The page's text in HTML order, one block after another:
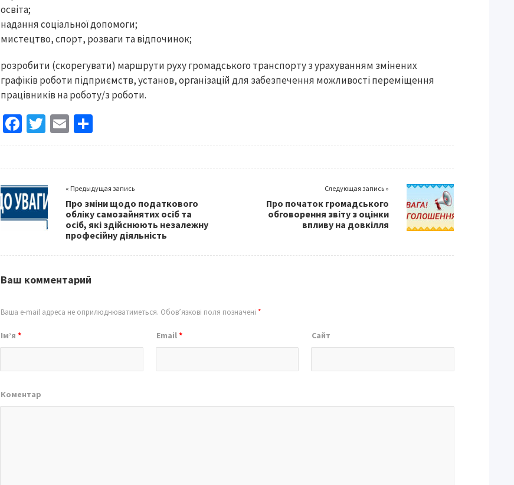
освіта;
надання соціальної допомоги;
мистецтво, спорт, розваги та відпочинок;
розробити (скорегувати) маршрути руху громадського транспорту з урахуванням змінених
графіків роботи підприємств, установ, організацій для забезпечення можливості переміщення
працівників на роботу/з роботи.
Fa
ce
o
o
k
T
wi
er
E
m
l
h
« Предыдущая запись
Про зміни щодо податкового
обліку самозайнятих осіб та
осіб, які здійснюють незалежну
професійну діяльність
Следующая запись »
Про початок громадського
обговорення звіту з оцінки
впливу на довкілля
Ваш комментарий
Ваша e-mail адреса не оприлюднюватиметься. Обов’язкові поля позначені*
Ім’я* Email* Сайт
Коментар